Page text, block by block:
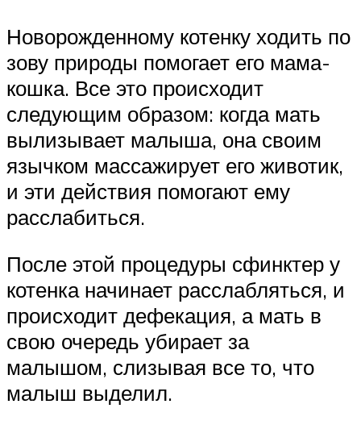
Новорожденному котенку ходить по
зову природы помогает его мама-
кошка. Все это происходит
следующим образом: когда мать
вылизывает малыша, она своим
язычком массажирует его животик,
и эти действия помогают ему
расслабиться.
После этой процедуры сфинктер у
котенка начинает расслабляться, и
происходит дефекация, а мать в
свою очередь убирает за
малышом, слизывая все то, что
малыш выделил.